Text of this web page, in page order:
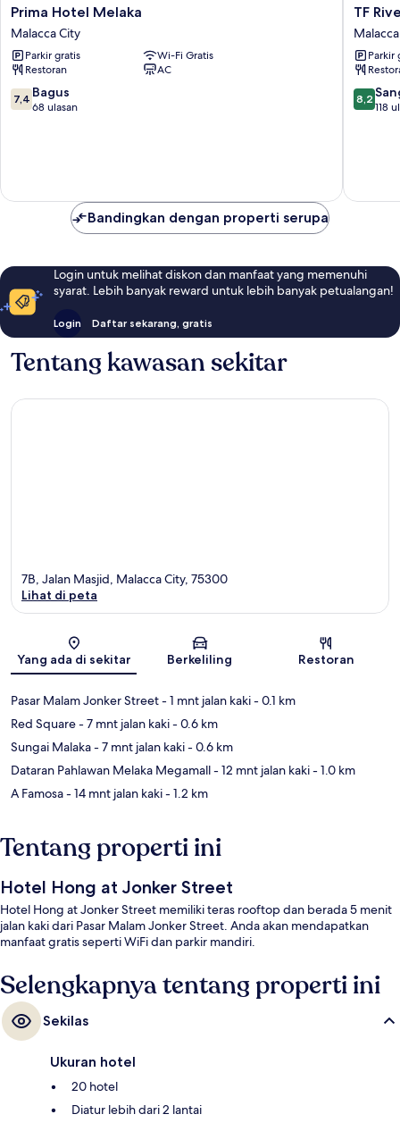
Prima
Hotel
Melaka
Malacca
City
Prima Hotel Melaka
Malacca City
Parkir gratis
Wi-Fi Gratis
Restoran
AC
7.4
dari
7,4 Bagus
68 ulasan
TF
Hotel
Malacca
City
TF
Parkir
8.2
dari
8,2
118
Bandingkan dengan properti serupa
Login untuk melihat diskon dan manfaat yang memenuhi
syarat. Lebih banyak reward untuk lebih banyak petualangan!
Login Daftar sekarang, gratis
Tentang kawasan sekitar
Peta
7B, Jalan Masjid, Malacca City, 75300
Lihat di peta
Yang ada di sekitar Berkeliling Restoran
Pasar Malam Jonker Street- 1 mnt jalan kaki- 0.1 km
Red Square- 7 mnt jalan kaki- 0.6 km
Sungai Malaka- 7 mnt jalan kaki- 0.6 km
Dataran Pahlawan Melaka Megamall- 12 mnt jalan kaki- 1.0 km
A Famosa- 14 mnt jalan kaki- 1.2 km
Tentang properti ini
Hotel Hong at Jonker Street
Hotel Hong at Jonker Street memiliki teras rooftop dan berada 5 menit
jalan kaki dari Pasar Malam Jonker Street. Anda akan mendapatkan
manfaat gratis seperti WiFi dan parkir mandiri.
Selengkapnya tentang properti ini
Sekilas
Ukuran hotel
20 hotel
Diatur lebih dari 2 lantai